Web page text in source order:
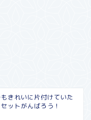
きれいに片付けていた
ットがんばろう！